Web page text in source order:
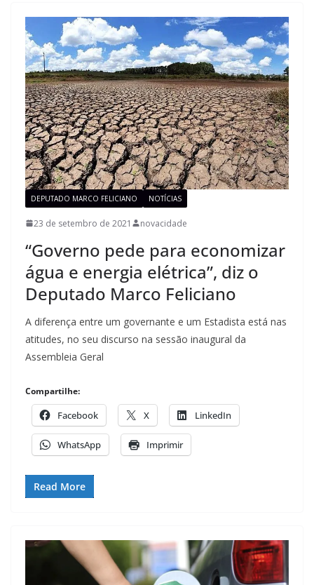
DEPUTADO MARCO FELICIANO NOTÍCIAS
23 de setembro de 2021 novacidade
“Governo pede para economizar
água e energia elétrica”, diz o
Deputado Marco Feliciano
A diferença entre um governante e um Estadista está nas
atitudes, no seu discurso na sessão inaugural da
Assembleia Geral
Compartilhe:
Facebook X LinkedIn
WhatsApp Imprimir
Read More